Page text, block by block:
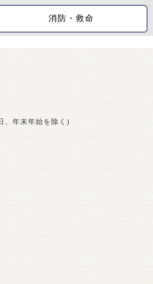
消防・救命
、年末年始を除く)